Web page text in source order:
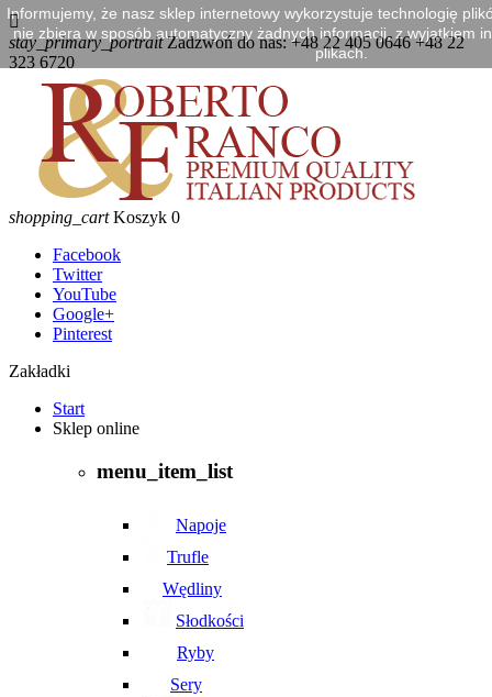

stay_primary_portraitZadzwoń do nas:+48 22 405 0646 +48 22
323 6720
shopping_cart Koszyk 0
Facebook
Twitter
YouTube
Google+
Pinterest
Zakładki
Start
Sklep online
menu_item_list
Napoje
Trufle
Wędliny
Słodkości
Ryby
Sery
Informujemy, że nasz sklep internetowy wykorzystuje technologię
nie zbiera w sposób automatyczny żadnych informacji, z wyjątkiem
plikach.